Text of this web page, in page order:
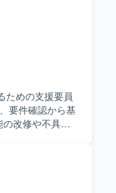
ます。複数シ
【ポジ
とができ、上
ただけます。
けることがで
ための支援要員
改修や不具合
知識と開発ス